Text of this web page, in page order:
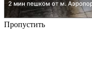
Пропустить